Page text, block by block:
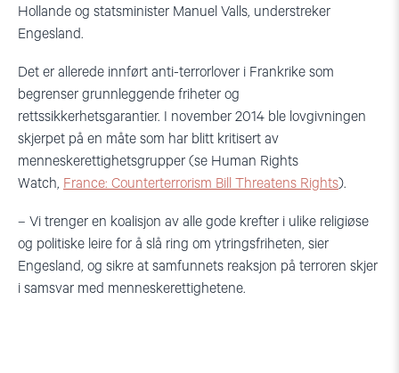
Hollande og statsminister Manuel Valls, understreker
Engesland.
Det er allerede innført anti-terrorlover i Frankrike som
begrenser grunnleggende friheter og
rettssikkerhetsgarantier. I november 2014 ble lovgivningen
skjerpet på en måte som har blitt kritisert av
menneskerettighetsgrupper (se Human Rights
Watch, France: Counterterrorism Bill Threatens Rights).
– Vi trenger en koalisjon av alle gode krefter i ulike religiøse
og politiske leire for å slå ring om ytringsfriheten, sier
Engesland, og sikre at samfunnets reaksjon på terroren skjer
i samsvar med menneskerettighetene.